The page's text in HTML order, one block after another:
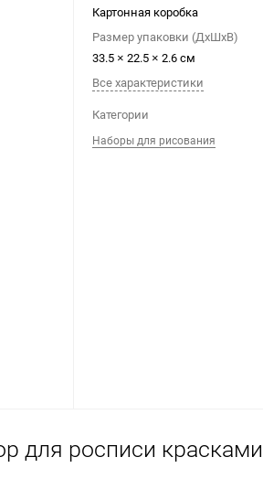
Картонная коробка
Размер упаковки (ДхШхВ)
33.5 × 22.5 × 2.6 см
Все характеристики
Категории
Наборы для рисования
для росписи